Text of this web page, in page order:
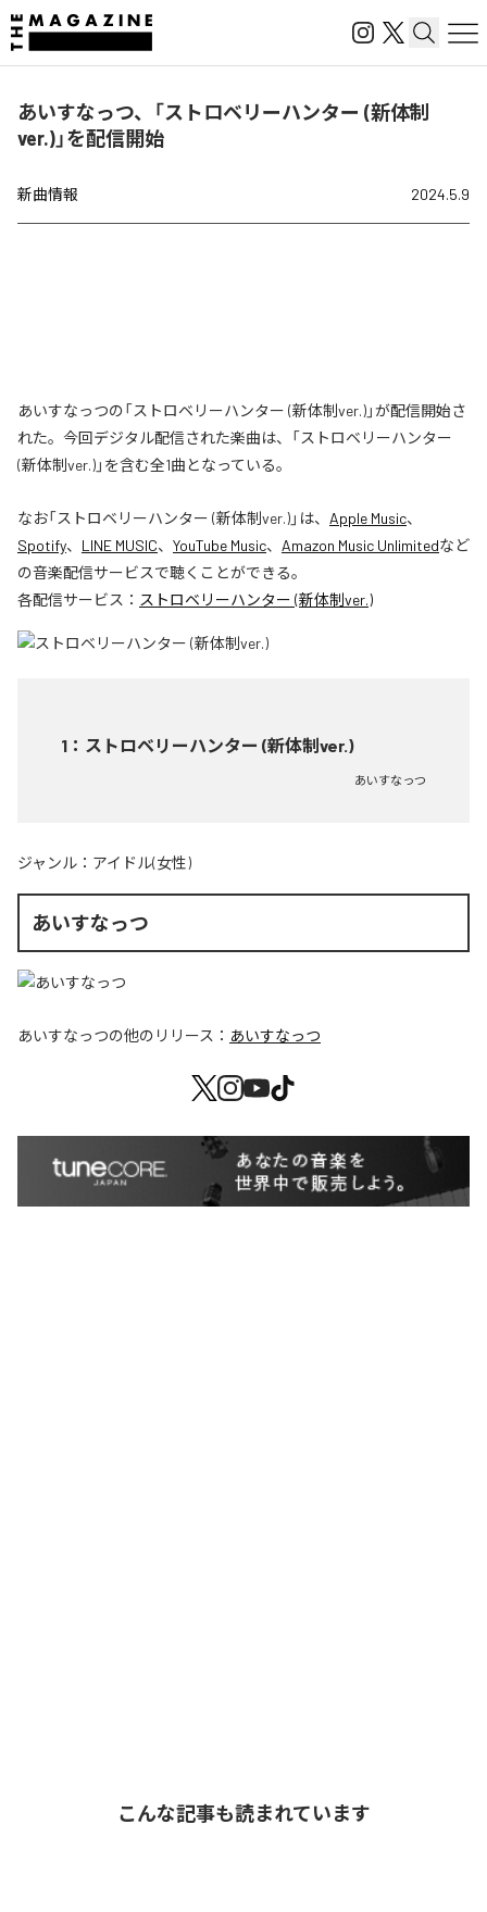
あいすなっつ、「ストロベリーハンター (新体制
ver.)」を配信開始
新曲情報 2024.5.9
あいすなっつの「ストロベリーハンター (新体制ver.)」が配信開始さ
れた。今回デジタル配信された楽曲は、「ストロベリーハンター
(新体制ver.)」を含む全1曲となっている。
なお「ストロベリーハンター (新体制ver.)」は、 Apple Music、
Spotify、 LINE MUSIC、 YouTube Music、 Amazon Music Unlimitedなど
の音楽配信サービスで聴くことができる。
各配信サービス： ストロベリーハンター (新体制ver.)
1 ： ストロベリーハンター (新体制ver.)
あいすなっつ
ジャンル： アイドル(女性)
あいすなっつ
あいすなっつの他のリリース： あいすなっつ
こんな記事も読まれています